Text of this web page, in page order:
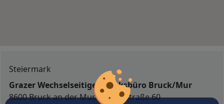
Steiermark
Grazer Wechselseitige Bezirksbüro Bruck/Mur
8600 Bruck an der Mur, Wienerstraße 60